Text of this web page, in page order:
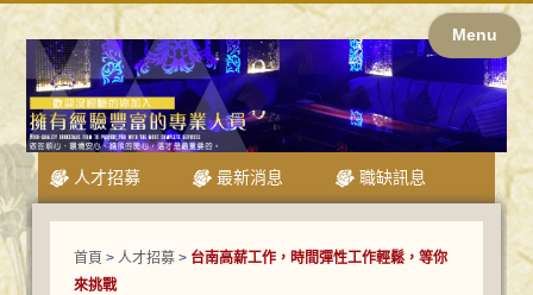
Menu
人才招募 最新消息 職缺訊息
首頁 > 人才招募 > 台南高薪工作，時間彈性工作輕鬆，等你
來挑戰